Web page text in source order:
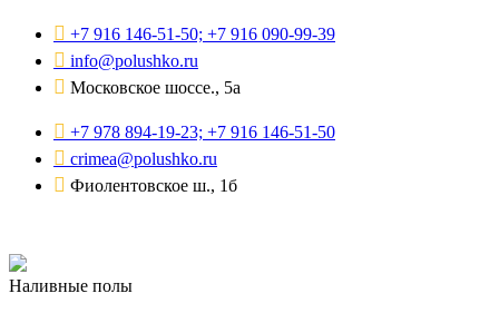
+7 916 146-51-50; +7 916 090-99-39
info@polushko.ru
Московское шоссе., 5а
+7 978 894-19-23; +7 916 146-51-50
crimea@polushko.ru
Фиолентовское ш., 1б
Наливные полы